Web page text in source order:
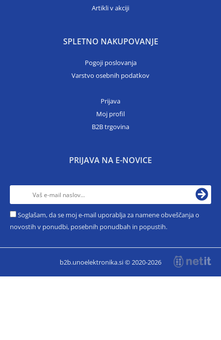
Artikli v akciji
SPLETNO NAKUPOVANJE
Pogoji poslovanja
Varstvo osebnih podatkov
Prijava
Moj profil
B2B trgovina
PRIJAVA NA E-NOVICE
Soglašam, da se moj e-mail uporablja za namene obveščanja o
novostih v ponudbi, posebnih ponudbah in popustih.
b2b.unoelektronika.si © 2020-2026